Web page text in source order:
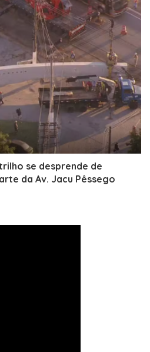
se desprende de
da Av. Jacu Pêssego